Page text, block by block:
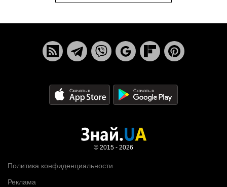
Политика конфиденциальности
Реклама
© 2015 - 2026